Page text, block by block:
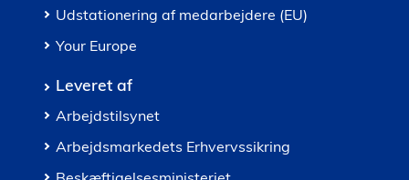
Udstationering af medarbejdere (EU)
Your Europe
Leveret af
Arbejdstilsynet
Arbejdsmarkedets Erhvervssikring